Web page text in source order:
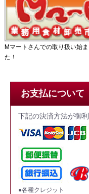
Mマートさんでの取り扱い始
た！
お支払について
下記の決済方法が御
●各種クレジット